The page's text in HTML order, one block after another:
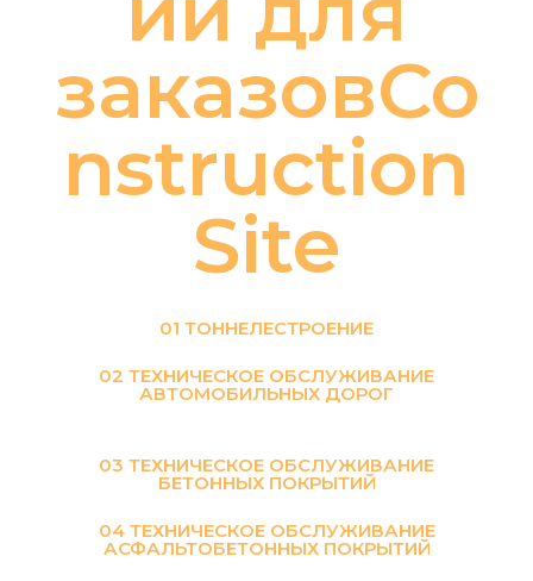
заказовCo
nstruction
Site
01 ТОННЕЛЕСТРОЕНИЕ
02 ТЕХНИЧЕСКОЕ ОБСЛУЖИВАНИЕ
АВТОМОБИЛЬНЫХ ДОРОГ
03 ТЕХНИЧЕСКОЕ ОБСЛУЖИВАНИЕ
БЕТОННЫХ ПОКРЫТИЙ
04 ТЕХНИЧЕСКОЕ ОБСЛУЖИВАНИЕ
АСФАЛЬТОБЕТОННЫХ ПОКРЫТИЙ